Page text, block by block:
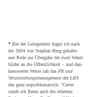
* Bei der Gelegenheit fragte ich nach
der 2004 von Stephan Berg gehalte-
nen Rede zur Übergabe der zwei Wand-
bilder an die Öffentlichkeit – und dan-
kenswerter Weise sah das PR und
Veranstaltungsmanagement der LBS
das ganz unproblematisch: "Gerne
sende ich Ihnen auch die erbetene